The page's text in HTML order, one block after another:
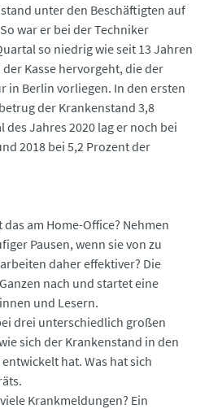
unter den Beschäftigten auf
war er bei der Techniker
so niedrig wie seit 13 Jahren
Kasse hervorgeht, die der
in Berlin vorliegen. In den ersten
der Krankenstand 3,8
Jahres 2020 lag er noch bei
2018 bei 5,2 Prozent der
am Home-Office? Nehmen
Pausen, wenn sie von zu
daher effektiver? Die
nach und startet eine
und Lesern.
drei unterschiedlich großen
sich der Krankenstand in den
hat. Was hat sich
Krankmeldungen? Ein